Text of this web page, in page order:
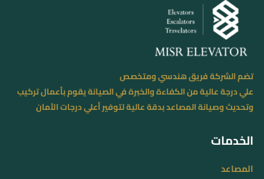
تضم الشركة فريق هندسي ومتخصص
علي درجة عالية من الكفاءة والخبرة في الصيانة يقوم بأعمال تركيب
وتحديث وصيانة المصاعد بدقة عالية لتوفير أعلي درجات الأمان
الخدمات
المصاعد